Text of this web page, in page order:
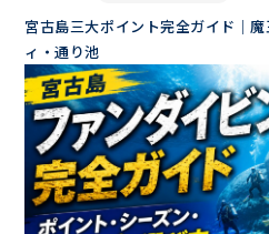
宮古島三大ポイント完全ガイド｜
ィ・通り池